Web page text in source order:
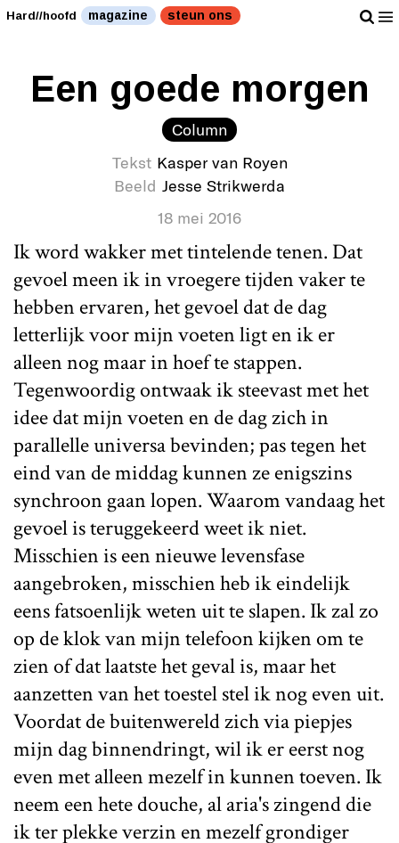
Hard//hoofd magazine steun ons
Een goede morgen
Column
Tekst Kasper van Royen
Beeld Jesse Strikwerda
18 mei 2016
Ik word wakker met tintelende tenen. Dat
gevoel meen ik in vroegere tijden vaker te
hebben ervaren, het gevoel dat de dag
letterlijk voor mijn voeten ligt en ik er
alleen nog maar in hoef te stappen.
Tegenwoordig ontwaak ik steevast met het
idee dat mijn voeten en de dag zich in
parallelle universa bevinden; pas tegen het
eind van de middag kunnen ze enigszins
synchroon gaan lopen. Waarom vandaag het
gevoel is teruggekeerd weet ik niet.
Misschien is een nieuwe levensfase
aangebroken, misschien heb ik eindelijk
eens fatsoenlijk weten uit te slapen. Ik zal zo
op de klok van mijn telefoon kijken om te
zien of dat laatste het geval is, maar het
aanzetten van het toestel stel ik nog even uit.
Voordat de buitenwereld zich via piepjes
mijn dag binnendringt, wil ik er eerst nog
even met alleen mezelf in kunnen toeven. Ik
neem een hete douche, al aria's zingend die
ik ter plekke verzin en mezelf grondiger